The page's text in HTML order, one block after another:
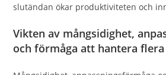
slutändan ökar produktiviteten och
Vikten av mångsidighet,
och förmåga att hantera